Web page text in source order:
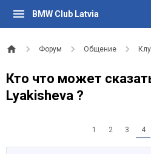
BMW Club Latvia
Форум Общение
Кто что может
Lyakisheva ?
1 2 3 4